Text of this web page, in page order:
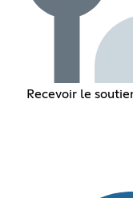
Recevoir le